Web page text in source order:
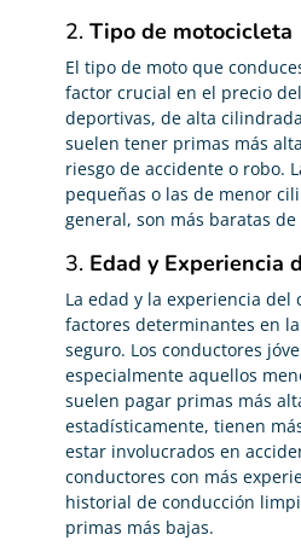
2. Tipo de motocicleta
El tipo de moto que
factor crucial en el precio
deportivas, de alta
suelen tener primas más
riesgo de accidente o robo.
pequeñas o las de menor
general, son más baratas de
3. Edad y Experiencia
La edad y la experiencia del
factores determinantes en
seguro. Los conductores
especialmente aquellos
suelen pagar primas más
estadísticamente, tienen
estar involucrados en
conductores con más
historial de conducción
primas más bajas.